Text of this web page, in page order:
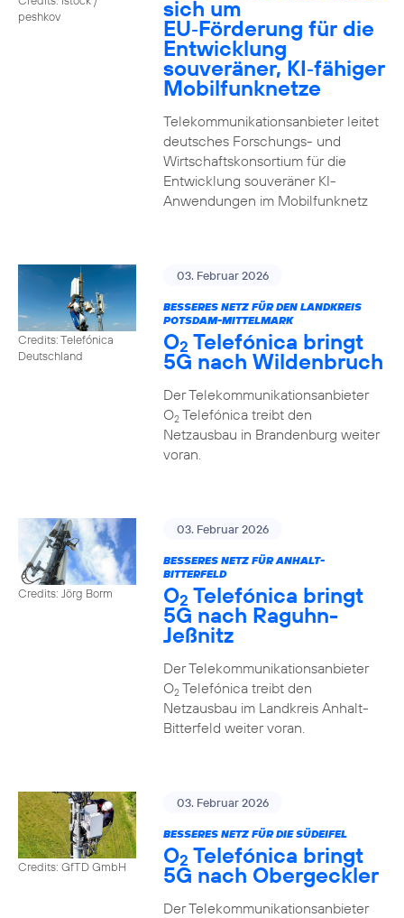
peshkov
sich um
EU‑Förderung für die
Entwicklung
souveräner, KI‑fähiger
Mobilfunknetze
Telekommunikationsanbieter leitet
deutsches Forschungs- und
Wirtschaftskonsortium für die
Entwicklung souveräner KI-
Anwendungen im Mobilfunknetz
Credits: Telefónica
Deutschland
03. Februar 2026
BESSERES NETZ FÜR DEN LANDKREIS
POTSDAM-MITTELMARK
O2 Telefónica bringt
5G nach Wildenbruch
Der Telekommunikationsanbieter
O2Telefónica treibt den
Netzausbau in Brandenburg weiter
voran.
Credits: Jörg Borm
03. Februar 2026
BESSERES NETZ FÜR ANHALT-
BITTERFELD
O2 Telefónica bringt
5G nach Raguhn-
Jeßnitz
Der Telekommunikationsanbieter
O2Telefónica treibt den
Netzausbau im Landkreis Anhalt-
Bitterfeld weiter voran.
Credits: GfTD GmbH
03. Februar 2026
BESSERES NETZ FÜR DIE SÜDEIFEL
O2 Telefónica bringt
5G nach Obergeckler
Der Telekommunikationsanbieter